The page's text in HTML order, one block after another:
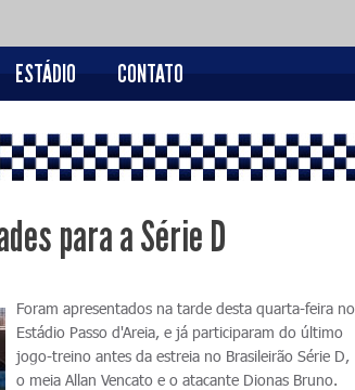
ESTÁDIO CONTATO
para a Série D
Foram apresentados na tarde desta quarta-feira no
Estádio Passo d'Areia, e já participaram do último
jogo-treino antes da estreia no Brasileirão Série D,
o meia Allan Vencato e o atacante Dionas Bruno.